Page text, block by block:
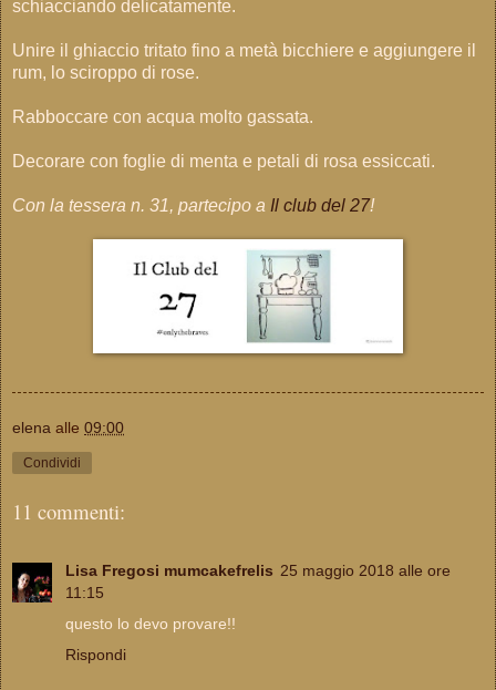
schiacciando delicatamente.
Unire il ghiaccio tritato fino a metà bicchiere e aggiungere il
rum, lo sciroppo di rose.
Rabboccare con acqua molto gassata.
Decorare con foglie di menta e petali di rosa essiccati.
Con la tessera n. 31, partecipo a Il club del 27!
elena alle 09:00
Condividi
11 commenti:
Lisa Fregosi mumcakefrelis 25 maggio 2018 alle ore
11:15
questo lo devo provare!!
Rispondi